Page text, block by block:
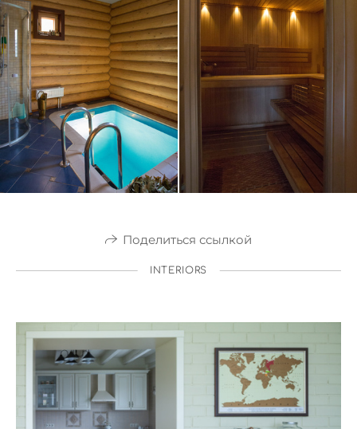
Поделиться ссылкой
INTERIORS